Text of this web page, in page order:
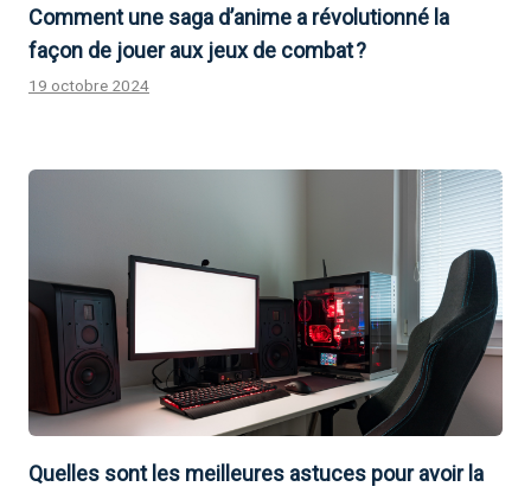
Comment une saga d’anime a révolutionné la
façon de jouer aux jeux de combat ?
19 octobre 2024
Quelles sont les meilleures astuces pour avoir la